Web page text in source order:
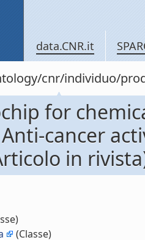
data.CNR.it
cnr/individuo/
for
cancer
in
(Classe)